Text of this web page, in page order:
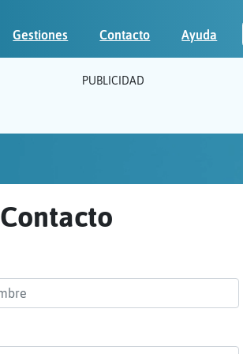
Gestiones Contacto Ayuda
PUBLICIDAD
Contacto